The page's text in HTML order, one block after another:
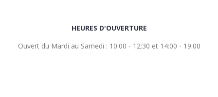
HEURES D'OUVERTURE
Ouvert du Mardi au Samedi : 10:00 - 12:30 et 14:00 - 19:00